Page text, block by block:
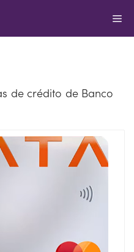
de crédito de Banco